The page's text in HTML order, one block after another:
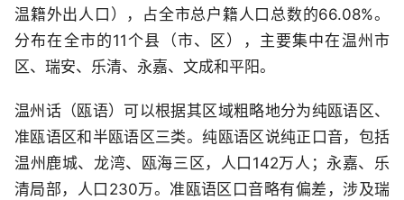
温籍外出人口），占全市总户籍人口总数的66.08%。
分布在全市的11个县（市、区），主要集中在温州市
区、瑞安、乐清、永嘉、文成和平阳。
温州话（瓯语）可以根据其区域粗略地分为纯瓯语区、
准瓯语区和半瓯语区三类。纯瓯语区说纯正口音，包括
温州鹿城、龙湾、瓯海三区，人口142万人；永嘉、乐
清局部，人口230万。准瓯语区口音略有偏差，涉及瑞